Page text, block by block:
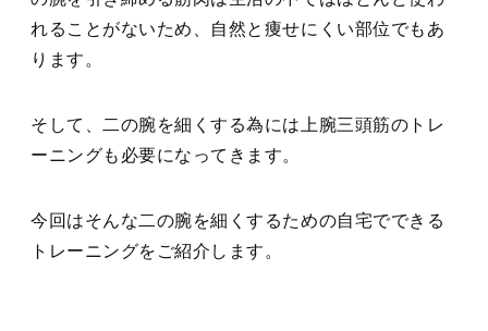
れることがないため、自然と痩せにくい部位でもあ
ります。
そして、二の腕を細くする為には上腕三頭筋のトレ
ーニングも必要になってきます。
今回はそんな二の腕を細くするための自宅でできる
トレーニングをご紹介します。